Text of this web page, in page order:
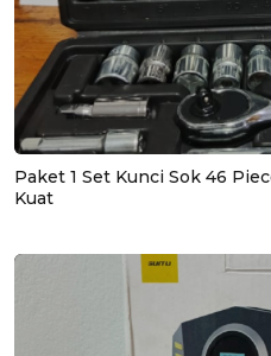
Paket 1 Set Kunci Sok 46
Kuat